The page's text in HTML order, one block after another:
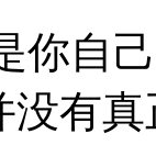
你自
有